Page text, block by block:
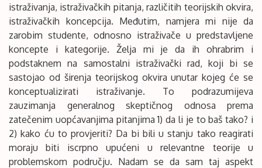
istraživanja, istraživačkih pitanja, različitih teorijskih okvira,
istraživačkih koncepcija. Međutim, namjera mi nije da
zarobim studente, odnosno istraživače u predstavljene
koncepte i kategorije. Želja mi je da ih ohrabrim i
podstaknem na samostalni istraživački rad, koji bi se
sastojao od širenja teorijskog okvira unutar kojeg će se
konceptualizirati istraživanje. To podrazumijeva
zauzimanja generalnog skeptičnog odnosa prema
zatečenim uopćavanjima pitanjima 1) da li je to baš tako? i
2) kako ću to provjeriti? Da bi bili u stanju tako reagirati
moraju biti iscrpno upućeni u relevantne teorije u
problemskom području. Nadam se da sam taj aspekt